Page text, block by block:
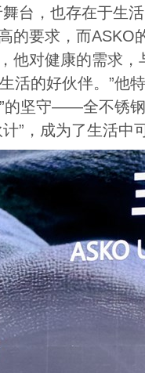
台，也存在于生
的要求，而ASKO
他对健康的需求
活的好伙伴。”他
的坚守——全不锈
”，成为了生活中